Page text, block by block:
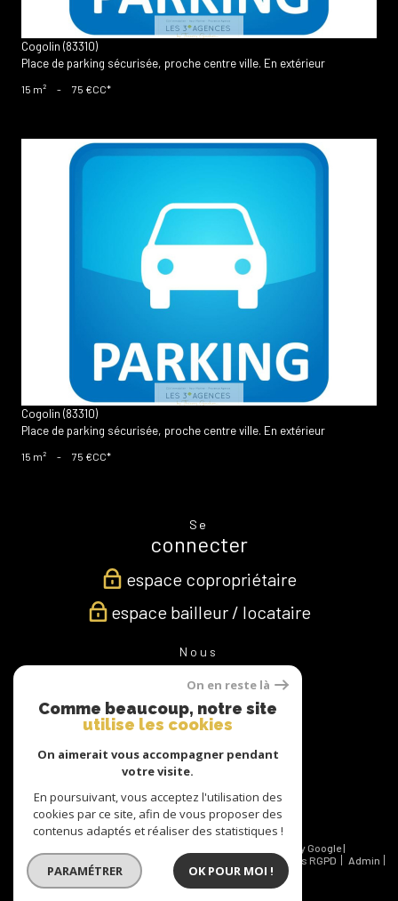
Cogolin (83310)
Place de parking sécurisée, proche centre ville. En extérieur
15 m² - 75 €CC*
voir le bien
Cogolin (83310)
Place de parking sécurisée, proche centre ville. En extérieur
15 m² - 75 €CC*
Se
connecter
espace copropriétaire
espace bailleur / locataire
Nous
suivre
Nous
adhérons
© 2026 | Tous droits réservés | Traduction powered by Google |
Nos honoraires
Plan du site Mentions légales Politiques RGPD
Admin
Partenaires
Politique RGPD Cookies
On en reste là
Comme beaucoup, notre site
utilise les cookies
On aimerait vous accompagner pendant
votre visite.
En poursuivant, vous acceptez l'utilisation des
cookies par ce site, afin de vous proposer des
contenus adaptés et réaliser des statistiques !
PARAMÉTRER OK POUR MOI !